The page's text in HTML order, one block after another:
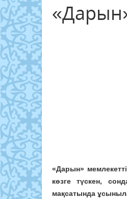
«Дарын»
көзге түскен,
мақсатында